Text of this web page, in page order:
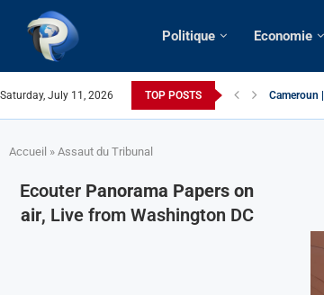
Politique Economie
Saturday, July 11, 2026 TOP POSTS Cameroun
Accueil » Assaut du Tribunal
Ecouter Panorama Papers on
air, Live from Washington DC